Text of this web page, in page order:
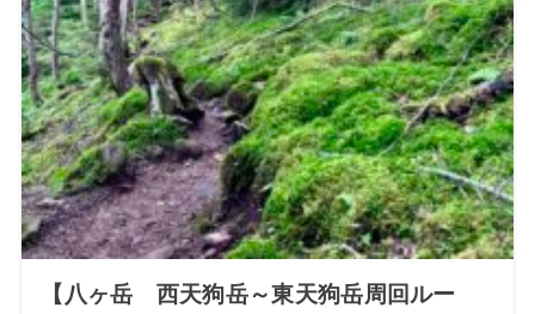
【八ヶ岳 西天狗岳～東天狗岳周回ルー